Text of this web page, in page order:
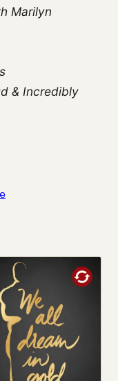
Marilyn
& Incredibly